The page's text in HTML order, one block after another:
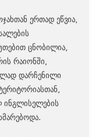
ერთად ეწვია,
ცნობილია,
რაიონში,
დარჩენილი
ინგლისელების